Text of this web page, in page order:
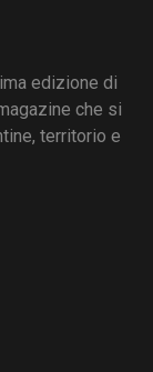
edizione di
che si
territorio e